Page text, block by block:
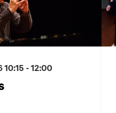
10:15 - 12:00